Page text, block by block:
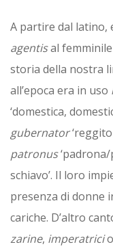
A partire dal latino,
agentisal
storia della nostra
all’epoca era in uso
‘domestica,
gubernator
patronus
schiavo’. Il loro
presenza di donne
cariche. D’altro
zarine, imperatricio